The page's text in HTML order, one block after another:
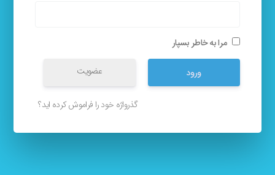
مرا به خاطر بسپار
ورود عضویت
گذرواژه خود را فراموش کرده اید؟